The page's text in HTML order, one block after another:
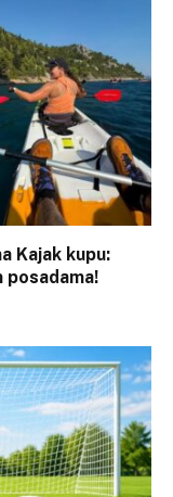
Kajak kupu:
posadama!